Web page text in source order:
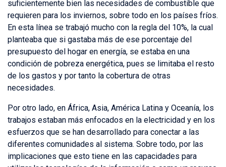
suficientemente bien las necesidades de combustible que
requieren para los inviernos, sobre todo en los países fríos.
En esta línea se trabajó mucho con la regla del 10%, la cual
planteaba que si gastaba más de ese porcentaje del
presupuesto del hogar en energía, se estaba en una
condición de pobreza energética, pues se limitaba el resto
de los gastos y por tanto la cobertura de otras
necesidades.
Por otro lado, en África, Asia, América Latina y Oceanía, los
trabajos estaban más enfocados en la electricidad y en los
esfuerzos que se han desarrollado para conectar a las
diferentes comunidades al sistema. Sobre todo, por las
implicaciones que esto tiene en las capacidades para